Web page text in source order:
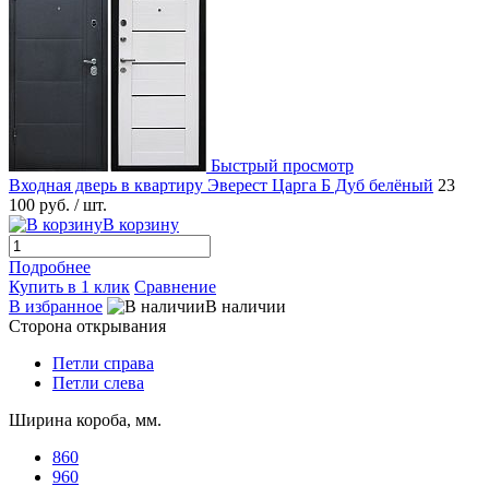
Быстрый просмотр
Входная дверь в квартиру Эверест Царга Б Дуб белёный 23
100 руб. / шт.
В корзину
Подробнее
Купить в 1 клик Сравнение
В избранное
В наличии
Сторона открывания
Петли справа
Петли слева
Ширина короба, мм.
860
960